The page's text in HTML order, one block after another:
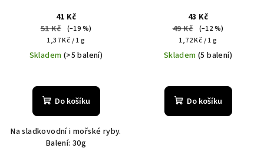
41 Kč
51 Kč
(–19 %)
Měrná
cena:
1,37 Kč / 1 g
Skladem (>5 balení)
Do košíku
Na sladkovodní i mořské ryby.
Balení: 30g
43 Kč
49 Kč
(–12 %)
Měrná
cena:
1,72 Kč / 1 g
Skladem(5 balení)
Do košíku